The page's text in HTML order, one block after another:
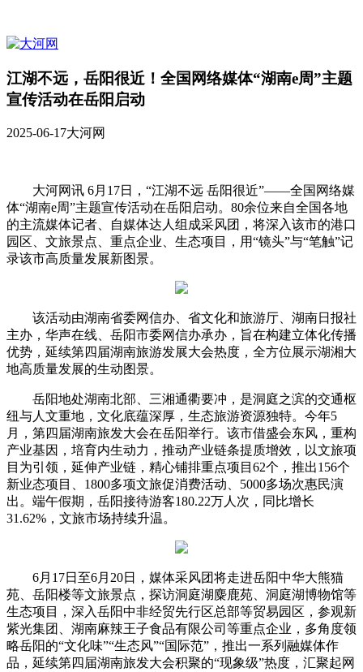
江湖不远，岳阳很近！全国网络媒体“湖南e周”主题
宣传活动在岳阳启动
2025-06-17大河网
大河网讯 6月17日，“江湖不远 岳阳很近”——全国网络媒
体“湖南e周”主题宣传活动在岳阳启动。80余位来自全国各地
的主流媒体记者、自媒体达人组成采风团，将深入该市的港口
园区、文旅景点、重点企业、生态项目，用“镜头”与“笔触”记
录该市高质量发展新图景。
该活动由湖南省委网信办、省文化和旅游厅、湖南日报社
主办，华声在线、岳阳市委网信办承办，旨在构建立体化传播
优势，延续第四届湖南旅游发展大会热度，全方位展示湖湘大
地高质量发展的生动图景。
岳阳地处湖南北部、三湘通衢要冲，是洞庭之滨的交通枢
纽与人文重地，文化底蕴深厚，生态旅游资源独特。今年5
月，第四届湖南旅发大会在岳阳举行。该市借盛会东风，重构
产业基因，培育内生动力，推动产业链条提质增效，以文旅项
目为引领，延伸产业链，精心铺排重点项目62个，推出156个
新业态项目、1800多项文旅促消费活动、5000多场次惠民演
出。端午假期，岳阳接待游客180.22万人次，同比增长
31.62%，文旅市场持续升温。
6月17日至6月20日，媒体采风团将走进岳阳中华大熊猫
苑、岳阳楼等文旅景点，探访洞庭湖麋鹿苑、洞庭湖博物馆等
生态项目，深入岳阳中非经贸先行区总部等贸易园区，参观新
紫光集团、湖南麻辣王子食品有限公司等重点企业，多角度领
略岳阳的“文化味”“生态风”“国际范”，推出一系列融媒体作
品，延续第四届湖南旅发大会积聚的“现象级”热度，汇聚起网